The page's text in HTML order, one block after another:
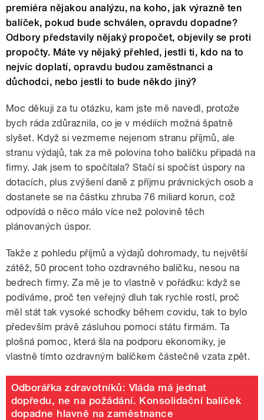
premiéra nějakou analýzu, na koho, jak výrazně ten
balíček, pokud bude schválen, opravdu dopadne?
Odbory představily nějaký propočet, objevily se proti
propočty. Máte vy nějaký přehled, jestli ti, kdo na to
nejvíc doplatí, opravdu budou zaměstnanci a
důchodci, nebo jestli to bude někdo jiný?
Moc děkuji za tu otázku, kam jste mě navedl, protože
bych ráda zdůraznila, co je v médiích možná špatně
slyšet. Když si vezmeme nejenom stranu příjmů, ale
stranu výdajů, tak za mě polovina toho balíčku připadá na
firmy. Jak jsem to spočítala? Stačí si spočíst úspory na
dotacích, plus zvýšení daně z příjmu právnických osob a
dostanete se na částku zhruba 76 miliard korun, což
odpovídá o něco málo více než polovině těch
plánovaných úspor.
Takže z pohledu příjmů a výdajů dohromady, tu největší
zátěž, 50 procent toho ozdravného balíčku, nesou na
bedrech firmy. Za mě je to vlastně v pořádku: když se
podíváme, proč ten veřejný dluh tak rychle rostl, proč
měl stát tak vysoké schodky během covidu, tak to bylo
především právě zásluhou pomoci státu firmám. Ta
plošná pomoc, která šla na podporu ekonomiky, je
vlastně tímto ozdravným balíčkem částečně vzata zpět.
Odborářka zdravotníků: Vláda má jednat
dopředu, ne na požádání. Konsolidační balíček
dopadne hlavně na zaměstnance